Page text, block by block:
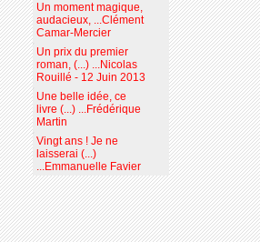
Un moment magique,
audacieux, ...Clément
Camar-Mercier
Un prix du premier
roman, (...) ...Nicolas
Rouillé - 12 Juin 2013
Une belle idée, ce
livre (...) ...Frédérique
Martin
Vingt ans ! Je ne
laisserai (...)
...Emmanuelle Favier